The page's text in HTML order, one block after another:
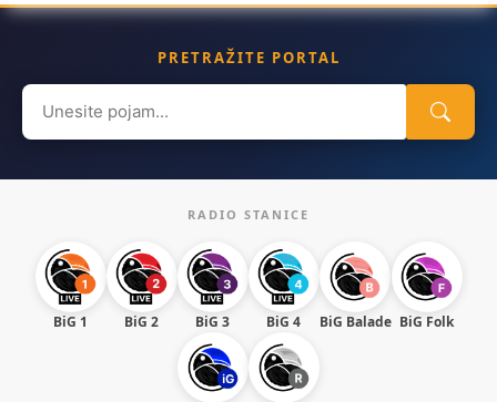
PRETRAŽITE PORTAL
Search
for:
RADIO STANICE
BiG 1 BiG 2 BiG 3 BiG 4 BiG Balade BiG Folk